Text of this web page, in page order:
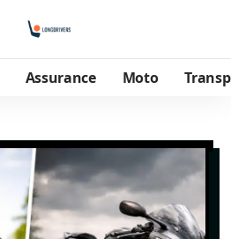
Assurance Moto